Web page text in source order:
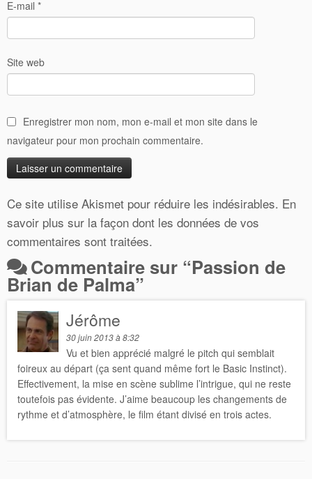
E-mail *
Site web
Enregistrer mon nom, mon e-mail et mon site dans le
navigateur pour mon prochain commentaire.
Ce site utilise Akismet pour réduire les indésirables. En
savoir plus sur la façon dont les données de vos
commentaires sont traitées.
Commentaire sur “Passion de
Brian de Palma”
Jérôme
30 juin 2013 à 8:32
Vu et bien apprécié malgré le pitch qui semblait
foireux au départ (ça sent quand même fort le Basic Instinct).
Effectivement, la mise en scène sublime l’intrigue, qui ne reste
toutefois pas évidente. J’aime beaucoup les changements de
rythme et d’atmosphère, le film étant divisé en trois actes.